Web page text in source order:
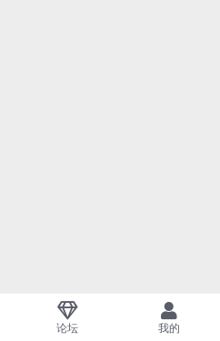
论坛 我的